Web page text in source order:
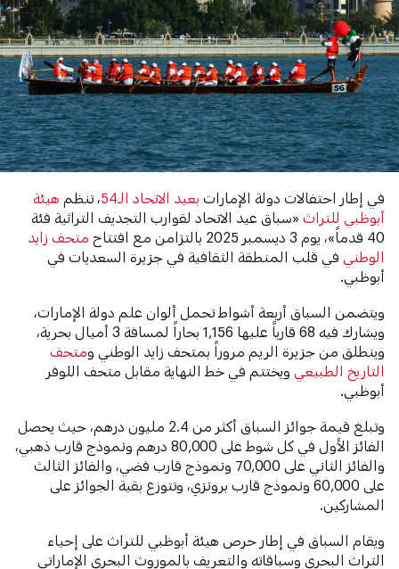
في إطار احتفالات دولة الإماراتبعيد الاتحاد الـ54 ، تنظم هيئة
أبوظبي للتراث«سباق عيد الاتحاد لقوارب التجديف التراثية فئة
40 قدماً»، يوم 3 ديسمبر 2025 بالتزامن مع افتتاح
متحف زايد
الوطني في قلب المنطقة الثقافية في جزيرة السعديات في
أبوظبي.
ويتضمن السباق أربعة أشواط تحمل ألوان علم دولة الإمارات،
ويشارك فيه 68 قارباً عليها 1,156 بحاراً لمسافة 3 أميال بحرية،
وينطلق من جزيرة الريم مروراً بمتحف زايد الوطني ومتحف
التاريخ الطبيعي ويختتم في خط النهاية مقابل متحف اللوفر
أبوظبي.
وتبلغ قيمة جوائز السباق أكثر من 2.4 مليون درهم، حيث يحصل
الفائز الأول في كل شوط على 80,000 درهم ونموذج قارب ذهبي،
والفائز الثاني على 70,000 ونموذج قارب فضي، والفائز الثالث
على 60,000 ونموذج قارب برونزي، وتتوزع بقية الجوائز على
المشاركين.
ويقام السباق في إطار حرص هيئة أبوظبي للتراث على إحياء
التراث البحري وسباقاته والتعريف بالموروث البحري الإماراتي